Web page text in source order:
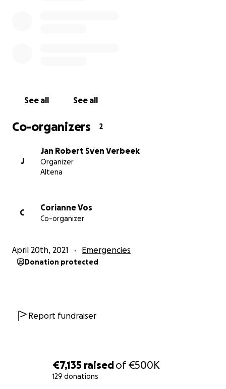
€7,135 raisedof€500K
129 donations
https://www.facebook.com/help4mostertsmill
See all See all
Co-organizers 2
J
Jan Robert Sven Verbeek
Organizer
Altena
C
Corianne Vos
Co-organizer
April 20th, 2021 Emergencies
Donation protected
Report fundraiser